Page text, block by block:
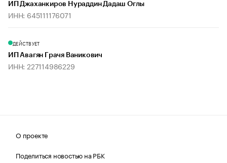
ИП Джаханкиров Нураддин Дадаш Оглы
ИНН: 645111176071
ДЕЙСТВУЕТ
ИП Авагян Грачя Ваникович
ИНН: 227114986229
О проекте
Поделиться новостью на РБК